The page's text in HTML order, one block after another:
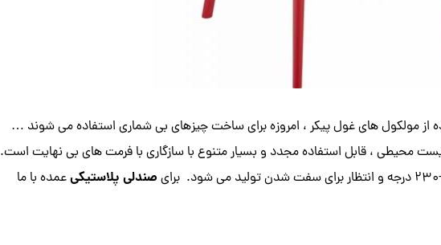
از مولکول های غول پیکر ، امروزه برای ساخت چیزهای بی شماری استفاده می شوند …
محیطی ، قابل استفاده مجدد و بسیار متنوع با سازگاری با فرمت های بی نهایت است.
صندلی پلاستیکیعمده با ما